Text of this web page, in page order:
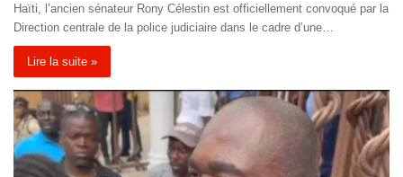
Haïti, l’ancien sénateur Rony Célestin est officiellement convoqué par la
Direction centrale de la police judiciaire dans le cadre d’une…
Lire la suite »